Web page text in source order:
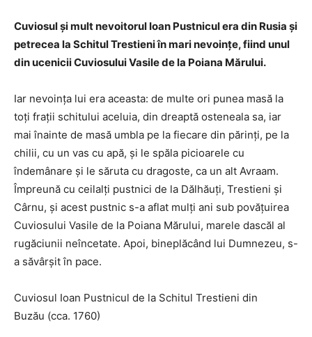
Cuviosul şi mult nevoitorul Ioan Pustnicul era din Rusia şi
petrecea la Schitul Trestieni în mari nevoinţe, fiind unul
din ucenicii Cuviosului Vasile de la Poiana Mărului.
Iar nevoinţa lui era aceasta: de multe ori punea masă la
toţi fraţii schitului aceluia, din dreaptă osteneala sa, iar
mai înainte de masă umbla pe la fiecare din părinţi, pe la
chilii, cu un vas cu apă, şi le spăla picioarele cu
îndemânare şi le săruta cu dragoste, ca un alt Avraam.
Împreună cu ceilalţi pustnici de la Dălhăuţi, Trestieni şi
Cârnu, şi acest pustnic s-a aflat mulţi ani sub povăţuirea
Cuviosului Vasile de la Poiana Mărului, marele dascăl al
rugăciunii neîncetate. Apoi, bineplăcând lui Dumnezeu, s-
a săvârşit în pace.
Cuviosul Ioan Pustnicul de la Schitul Trestieni din
Buzău (cca. 1760)